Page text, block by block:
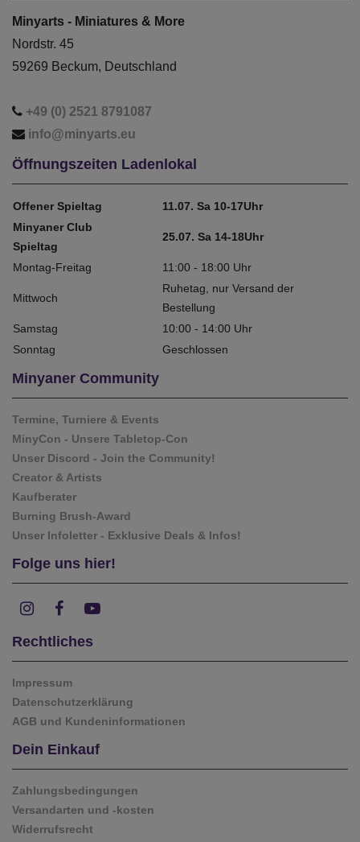
Minyarts - Miniatures & More
Nordstr. 45
59269 Beckum, Deutschland
+49 (0) 2521 8791087
info@minyarts.eu
Öffnungszeiten Ladenlokal
Offener Spieltag
11.07. Sa 10-17Uhr
Minyaner Club
Spieltag
25.07. Sa 14-18Uhr
Montag-Freitag 11:00 - 18:00 Uhr
Mittwoch
Ruhetag, nur Versand der
Bestellung
Samstag
10:00 - 14:00 Uhr
Sonntag
Geschlossen
Minyaner Community
Termine, Turniere & Events
MinyCon - Unsere Tabletop-Con
Unser Discord - Join the Community!
Creator & Artists
Kaufberater
Burning Brush-Award
Unser Infoletter - Exklusive Deals & Infos!
Folge uns hier!
Rechtliches
Impressum
Datenschutzerklärung
AGB und Kundeninformationen
Dein Einkauf
Zahlungsbedingungen
Versandarten und -kosten
Widerrufsrecht